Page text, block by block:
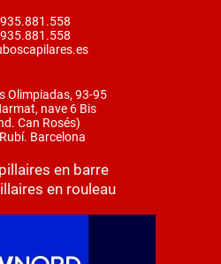
Olimpiadas, 93-95
nave 6 Bis
Can Rosés)
Barcelona
en barre
en rouleau